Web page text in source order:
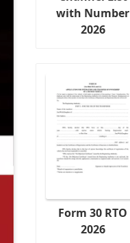
with Number
2026
Form 30 RTO
2026